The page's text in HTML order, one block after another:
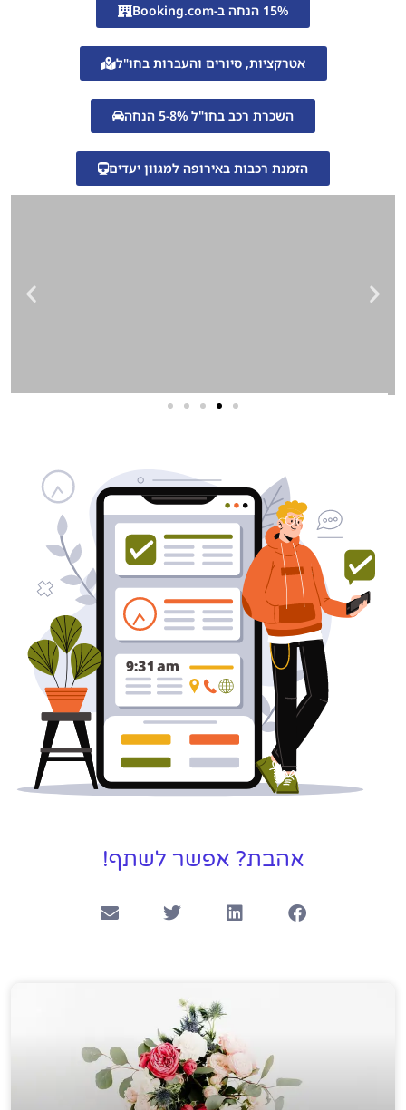
15% הנחה ב-Booking.com
אטרקציות, סיורים והעברות בחו"ל
השכרת רכב בחו"ל 5-8% הנחה
הזמנת רכבות באירופה למגוון יעדים
בעל/ת עסק? סוכנות ניהול מוניטין
לקידום, שיווק ופרסום באינטרנט
כאן עבורך!
לפרטים
אהבת? אפשר לשתף!